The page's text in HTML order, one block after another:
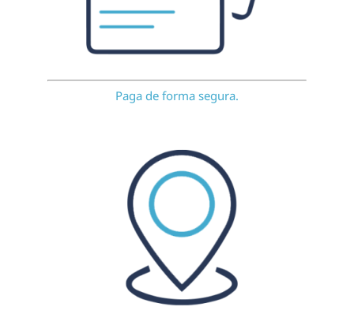
Paga de forma segura.